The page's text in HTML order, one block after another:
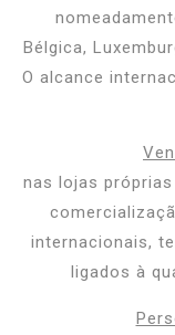
Bélgica,
O alcance
nas lojas
internacionais,
ligados à